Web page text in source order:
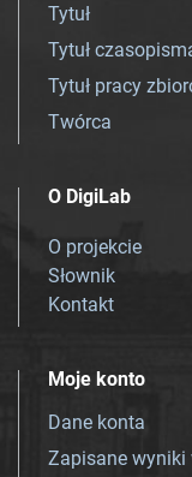
Tytuł
Tytuł
Tytuł pracy
Twórca
O DigiLab
O projekcie
Słownik
Kontakt
Moje konto
Dane konta
Zapisane